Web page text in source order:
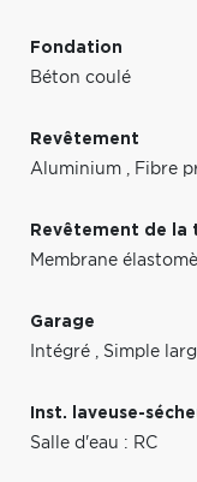
Fondation
Béton coulé
Revêtement
Aluminium , Fibre
Revêtement de la
Membrane
Garage
Intégré , Simple
Inst. laveuse-
Salle d'eau : RC